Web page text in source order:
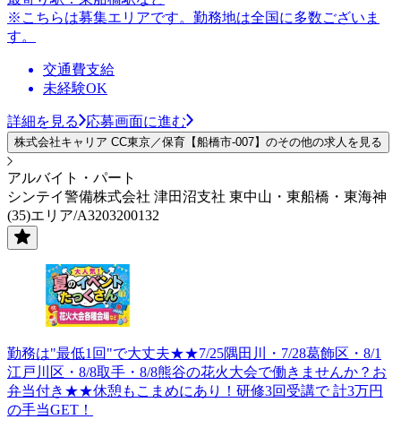
※こちらは募集エリアです。勤務地は全国に多数ございま
す。
交通費支給
未経験OK
詳細を見る 応募画面に進む
株式会社キャリア CC東京／保育【船橋市-007】のその他の求人を見る
アルバイト・パート
シンテイ警備株式会社 津田沼支社 東中山・東船橋・東海神
(35)エリア/A3203200132
勤務は"最低1回"で大丈夫★★7/25隅田川・7/28葛飾区・8/1
江戸川区・8/8取手・8/8熊谷の花火大会で働きませんか？お
弁当付き★★休憩もこまめにあり！研修3回受講で 計3万円
の手当GET！